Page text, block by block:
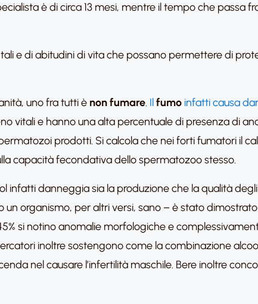
è di circa 13 mesi, mentre il tempo che passa
e di abitudini di vita che possano permettere di
uno fra tutti è non fumare. Ilfumo infatti causa
vitali e hanno una alta percentuale di presenza di
prodotti. Si calcola che nei forti fumatori il
capacità fecondativa dello spermatozoo stesso.
infatti danneggia sia la produzione che la qualità degli
un organismo, per altri versi, sano – è stato
si notino anomalie morfologiche e
inoltre sostengono come la combinazione
nel causare l’infertilità maschile. Bere inoltre